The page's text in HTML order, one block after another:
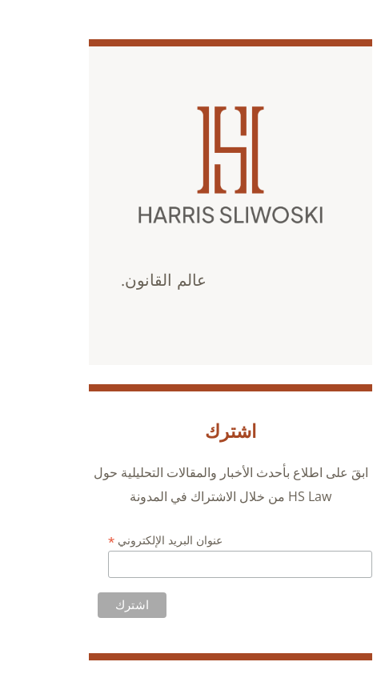
عالم القانون.
اشترك
ابقَ على اطلاع بأحدث الأخبار والمقالات التحليلية حول
HS Law من خلال الاشتراك في المدونة
عنوان البريد الإلكتروني *